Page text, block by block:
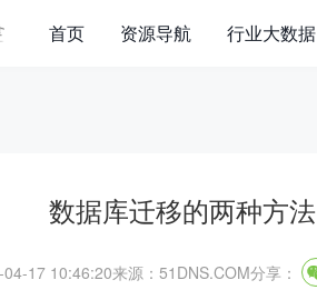
首页 资源导航 行业大数据
数据库迁移的两种方法
17 10:46:20来源：51DNS.COM分享：